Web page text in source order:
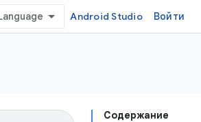
Android Studio Войти
Содержание